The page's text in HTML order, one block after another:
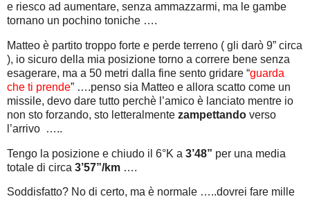
e riesco ad aumentare, senza ammazzarmi, ma le gambe
tornano un pochino toniche ….
Matteo è partito troppo forte e perde terreno ( gli darò 9” circa
), io sicuro della mia posizione torno a correre bene senza
esagerare, ma a 50 metri dalla fine sento gridare “guarda
che ti prende” ….penso sia Matteo e allora scatto come un
missile, devo dare tutto perchè l’amico è lanciato mentre io
non sto forzando, sto letteralmente zampettando verso
l’arrivo …..
Tengo la posizione e chiudo il 6°K a 3’48” per una media
totale di circa 3’57”/km ….
Soddisfatto? No di certo, ma è normale …..dovrei fare mille